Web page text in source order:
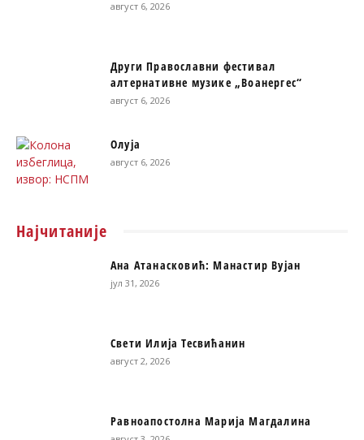
август 6, 2026
Други Православни фестивал
алтернативне музике „Воанергес“
август 6, 2026
Олуја
август 6, 2026
Најчитаније
Ана Атанасковић: Манастир Вујан
јул 31, 2026
Свети Илија Тесвићанин
август 2, 2026
Равноапостолна Марија Магдалина